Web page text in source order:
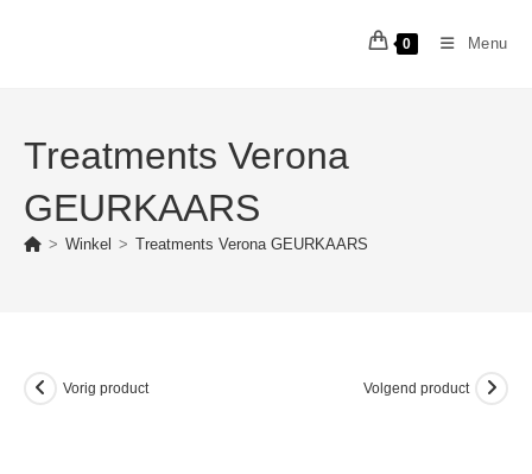
0 Menu
Treatments Verona
GEURKAARS
> Winkel > Treatments Verona GEURKAARS
Vorig product Volgend product